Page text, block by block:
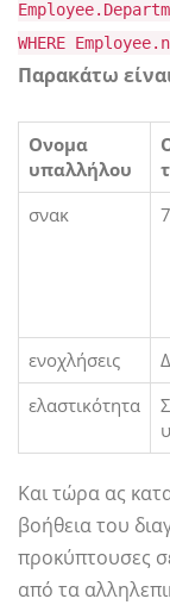
WHERE
Παρακάτω
Ονομα
υπαλλήλου
σνακ
7
ενοχλήσεις
ελαστικότητα
Και τώρα ας
βοήθεια του
προκύπτουσες
από τα